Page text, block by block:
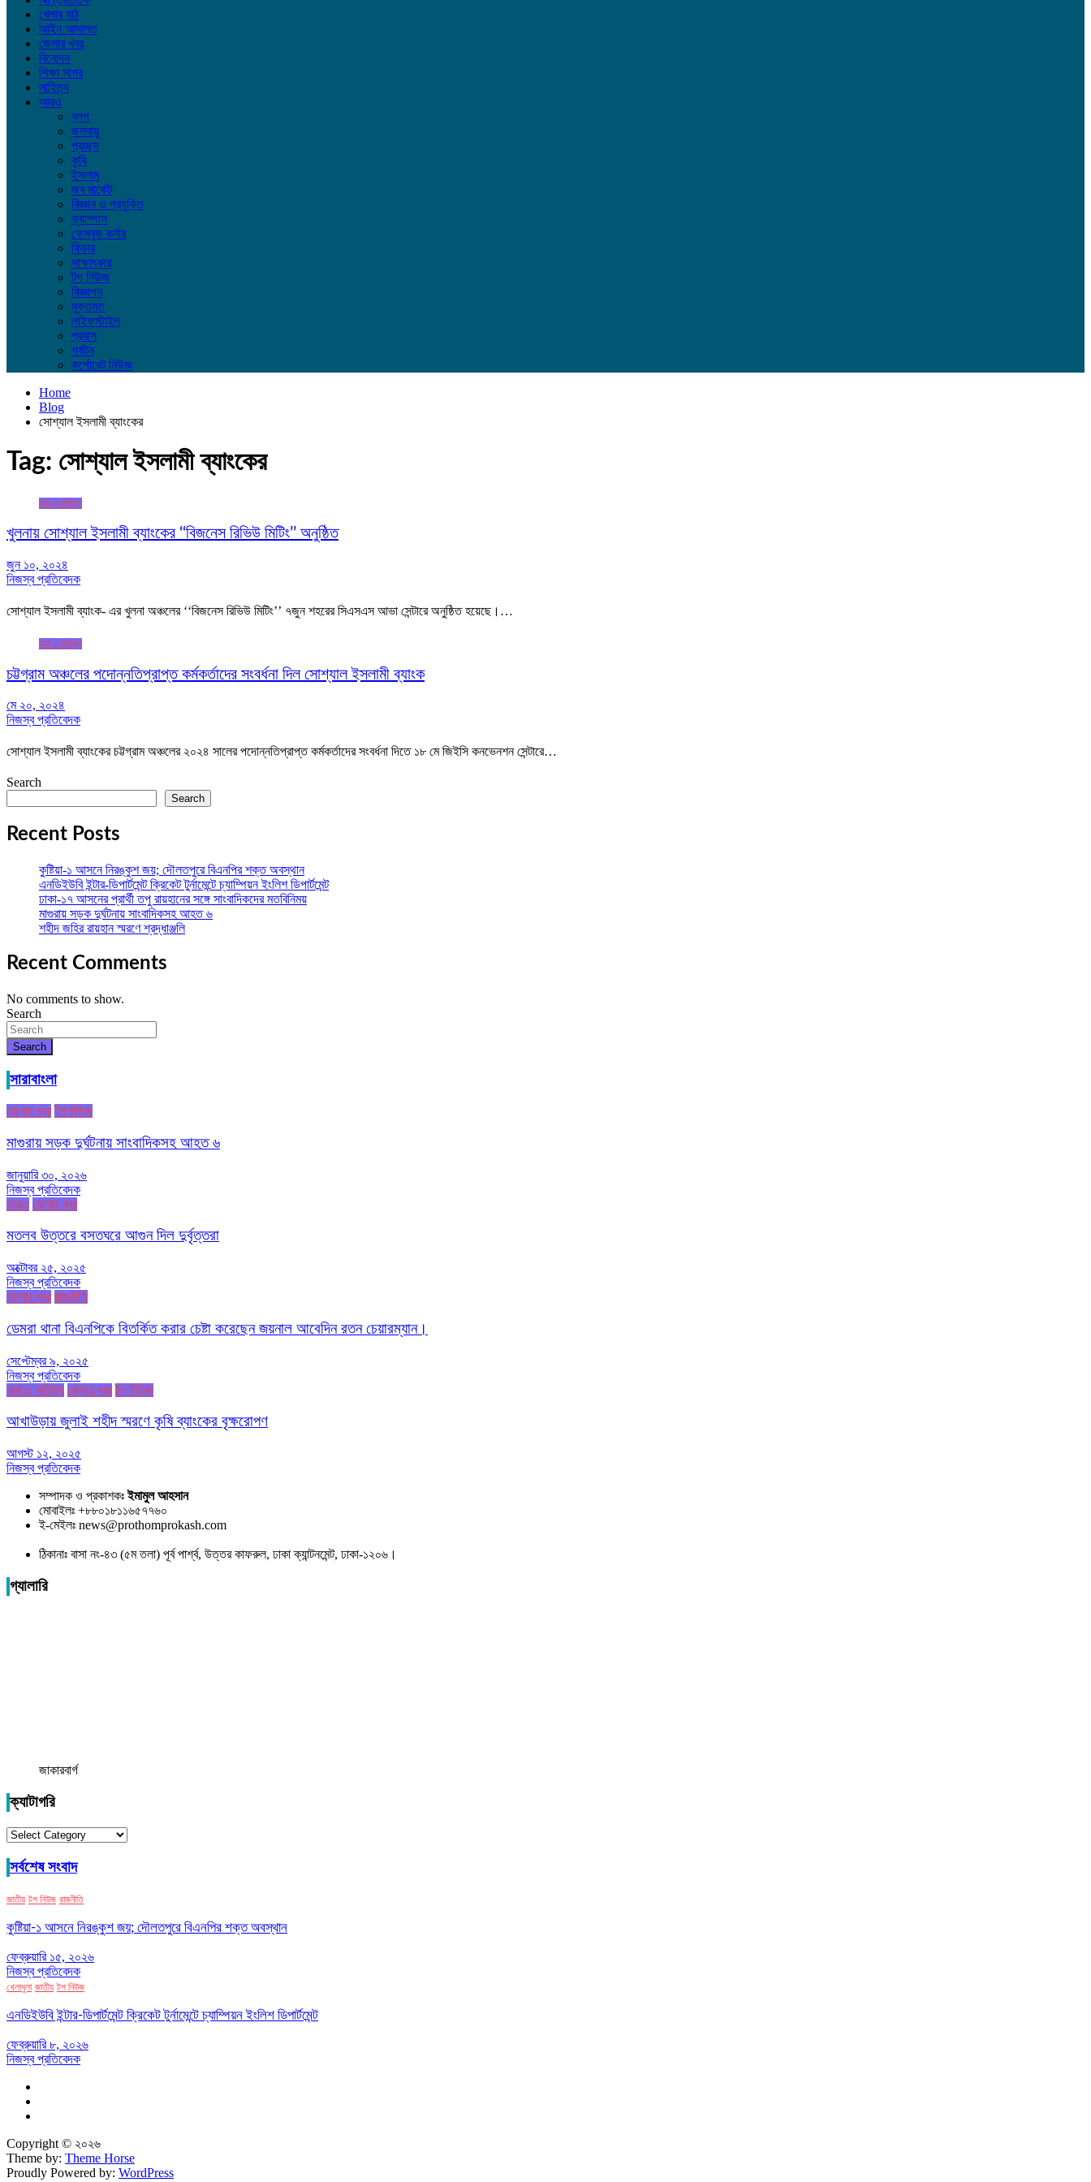
খেলার মাঠ
আইন আদালত
জেলার খবর
বিনোদন
শিক্ষা সাগর
সাহিত্য
আরও
ব্লগ
জলবায়ু
প্রচ্ছদ
কৃষি
ইসলাম
জব মার্কেট
বিজ্ঞান ও প্রযুক্তি
ক্যাম্পাস
ফেসবুক কর্নার
ফিচার
সাক্ষাৎকার
টপ নিউজ
বিজ্ঞাপন
মুক্তমত
লাইফস্টাইল
প্রবাস
পর্যটন
কর্পোরেট নিউজ
Home
Blog
সোশ্যাল ইসলামী ব্যাংকের
Tag: সোশ্যাল ইসলামী ব্যাংকের
অর্থ ও বাণিজ্য
খুলনায় সোশ্যাল ইসলামী ব্যাংকের ‘‘বিজনেস রিভিউ মিটিং’’ অনুষ্ঠিত
জুন ১০, ২০২৪
নিজস্ব প্রতিবেদক
সোশ্যাল ইসলামী ব্যাংক- এর খুলনা অঞ্চলের ‘‘বিজনেস রিভিউ মিটিং’’ ৭জুন শহরের সিএসএস আভা সেন্টারে অনুষ্ঠিত হয়েছে।…
অর্থ ও বাণিজ্য
চট্টগ্রাম অঞ্চলের পদোন্নতিপ্রাপ্ত কর্মকর্তাদের সংবর্ধনা দিল সোশ্যাল ইসলামী ব্যাংক
মে ২০, ২০২৪
নিজস্ব প্রতিবেদক
সোশ্যাল ইসলামী ব্যাংকের চট্টগ্রাম অঞ্চলের ২০২৪ সালের পদোন্নতিপ্রাপ্ত কর্মকর্তাদের সংবর্ধনা দিতে ১৮ মে জিইসি কনভেনশন সেন্টারে…
Search
Search
Recent Posts
কুষ্টিয়া-১ আসনে নিরঙ্কুশ জয়; দৌলতপুরে বিএনপির শক্ত অবস্থান
এনডিইউবি ইন্টার-ডিপার্টমেন্ট ক্রিকেট টুর্নামেন্টে চ্যাম্পিয়ন ইংলিশ ডিপার্টমেন্ট
ঢাকা-১৭ আসনের প্রার্থী তপু রায়হানের সঙ্গে সাংবাদিকদের মতবিনিময়
মাগুরায় সড়ক দুর্ঘটনায় সাংবাদিকসহ আহত ৬
শহীদ জহির রায়হান স্মরণে শ্রদ্ধাঞ্জলি
Recent Comments
No comments to show.
Search
Search
সারাবাংলা
জেলার খবর টপ নিউজ
মাগুরায় সড়ক দুর্ঘটনায় সাংবাদিকসহ আহত ৬
জানুয়ারি ৩০, ২০২৬
নিজস্ব প্রতিবেদক
আরও জেলার খবর
মতলব উত্তরে বসতঘরে আগুন দিল দুর্বৃত্তরা
অক্টোবর ২৫, ২০২৫
নিজস্ব প্রতিবেদক
জেলার খবর রাজনীতি
ডেমরা থানা বিএনপিকে বিতর্কিত করার চেষ্টা করেছেন জয়নাল আবেদিন রতন চেয়ারম্যান।
সেপ্টেম্বর ৯, ২০২৫
নিজস্ব প্রতিবেদক
অর্থ ও বাণিজ্য জেলার খবর টপ নিউজ
আখাউড়ায় জুলাই শহীদ স্মরণে কৃষি ব্যাংকের বৃক্ষরোপণ
আগস্ট ১২, ২০২৫
নিজস্ব প্রতিবেদক
সম্পাদক ও প্রকাশকঃইমামুল আহসান
মোবাইলঃ +৮৮০১৮১১৬৫৭৭৬০
ই-মেইলঃ news@prothomprokash.com
ঠিকানাঃ বাসা নং-৪৩ (৫ম তলা) পূর্ব পার্শ্ব, উত্তর কাফরুল, ঢাকা ক্যান্টনমেন্ট, ঢাকা-১২০৬।
গ্যালারি
জাকারবার্গ
ক্যাটাগরি
ক্যাটাগরি
সর্বশেষ সংবাদ
জাতীয় টপ নিউজ রাজনীতি
কুষ্টিয়া-১ আসনে নিরঙ্কুশ জয়; দৌলতপুরে বিএনপির শক্ত অবস্থান
ফেব্রুয়ারি ১৫, ২০২৬
নিজস্ব প্রতিবেদক
খেলাধুলা জাতীয় টপ নিউজ
এনডিইউবি ইন্টার-ডিপার্টমেন্ট ক্রিকেট টুর্নামেন্টে চ্যাম্পিয়ন ইংলিশ ডিপার্টমেন্ট
ফেব্রুয়ারি ৮, ২০২৬
নিজস্ব প্রতিবেদক
Copyright © ২০২৬
Theme by: Theme Horse
Proudly Powered by: WordPress